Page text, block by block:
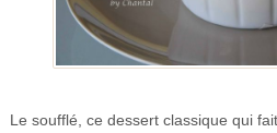
Le soufflé, ce dessert classique qui